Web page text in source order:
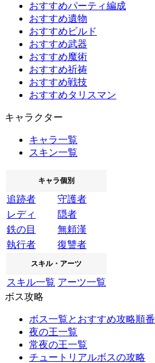
おすすめパーティ編成
おすすめ遺物
おすすめビルド
おすすめ武器
おすすめ魔術
おすすめ祈祷
おすすめ戦技
おすすめタリスマン
キャラクター
キャラ一覧
スキン一覧
キャラ個別
追跡者
守護者
レディ
隠者
鉄の目
無頼漢
執行者
復讐者
スキル・アーツ
スキル一覧 アーツ一覧
ボス攻略
ボス一覧とおすすめ攻略順番
夜の王一覧
常夜の王一覧
チュートリアルボスの攻略